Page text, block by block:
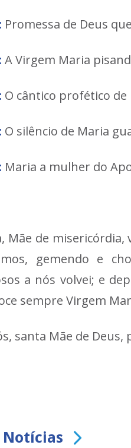
Promessa de Deus
A Virgem Maria
O cântico profético
O silêncio de Maria
Maria a mulher do
Mãe de
gemendo e
a nós volvei; e
sempre Virgem
santa Mãe de